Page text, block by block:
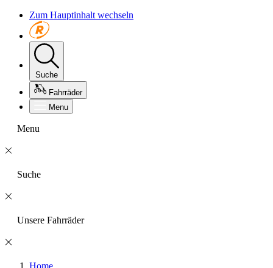
Zum Hauptinhalt wechseln
Suche
Fahrräder
Menu
Menu
Suche
Unsere Fahrräder
Home